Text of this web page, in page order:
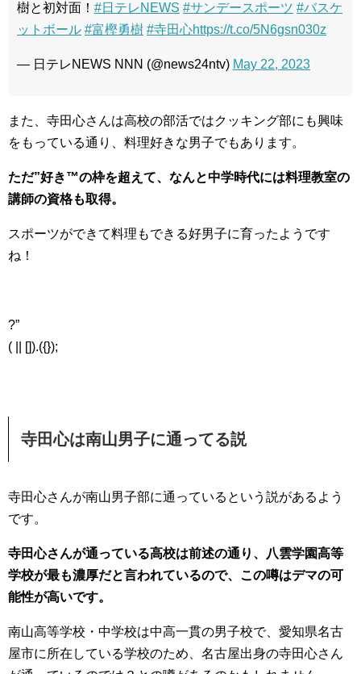
樹と初対面！ #日テレNEWS #サンデースポーツ #バスケ
ットボール #富樫勇樹 #寺田心https://t.co/5N6gsn030z
— 日テレNEWS NNN (@news24ntv) May 22, 2023
また、寺田心さんは高校の部活ではクッキング部にも興味
をもっている通り、料理好きな男子でもあります。
ただ”好き™の枠を超えて、なんと中学時代には料理教室の
講師の資格も取得。
スポーツができて料理もできる好男子に育ったようです
ね！
?”
( || []).({});
寺田心は南山男子に通ってる説
寺田心さんが南山男子部に通っているという説があるよう
です。
寺田心さんが通っている高校は前述の通り、八雲学園高等
学校が最も濃厚だと言われているので、この噂はデマの可
能性が高いです。
南山高等学校・中学校は中高一貫の男子校で、愛知県名古
屋市に所在している学校のため、名古屋出身の寺田心さん